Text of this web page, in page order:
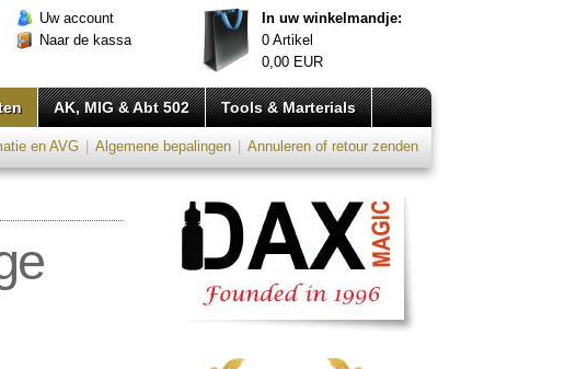
Uw account
Naar de kassa
In uw winkelmandje:
0 Artikel
0,00 EUR
AK, MIG & Abt 502 Tools & Marterials
en AVG Algemene bepalingen Annuleren of retour zenden